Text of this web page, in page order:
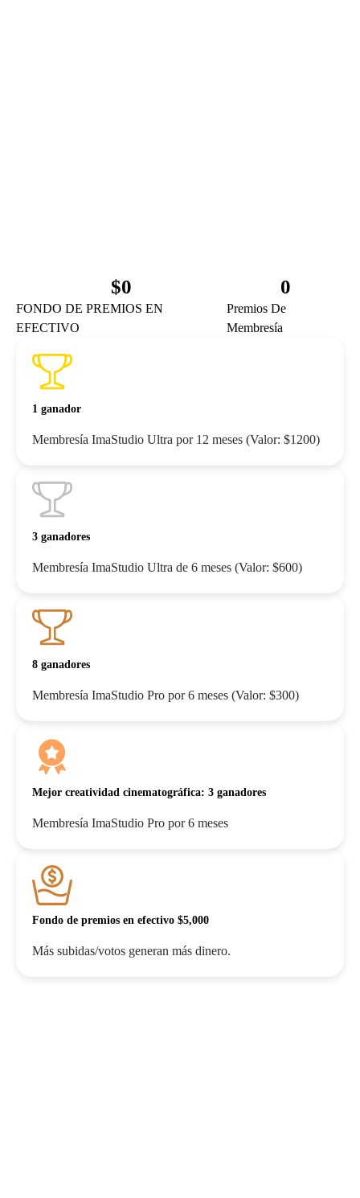
FONDO DE PREMIOS EN
EFECTIVO
$0
Premios De
Membresía
0
1 ganador
Membresía ImaStudio Ultra por 12 meses (Valor: $1200)
3 ganadores
Membresía ImaStudio Ultra de 6 meses (Valor: $600)
8 ganadores
Membresía ImaStudio Pro por 6 meses (Valor: $300)
Mejor creatividad cinematográfica: 3 ganadores
Membresía ImaStudio Pro por 6 meses
Fondo de premios en efectivo $5,000
Más subidas/votos generan más dinero.